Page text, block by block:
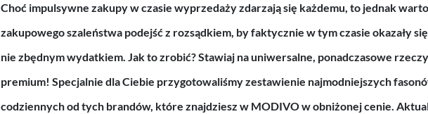
Choć impulsywne zakupy w czasie wyprzedaży zdarzają się każdemu, to jednak
zakupowego szaleństwa podejść z rozsądkiem, by faktycznie w tym czasie okazały
nie zbędnym wydatkiem. Jak to zrobić? Stawiaj na uniwersalne, ponadczasowe
premium! Specjalnie dla Ciebie przygotowaliśmy zestawienie najmodniejszych
codziennych od tych brandów, które znajdziesz w MODIVO w obniżonej cenie.